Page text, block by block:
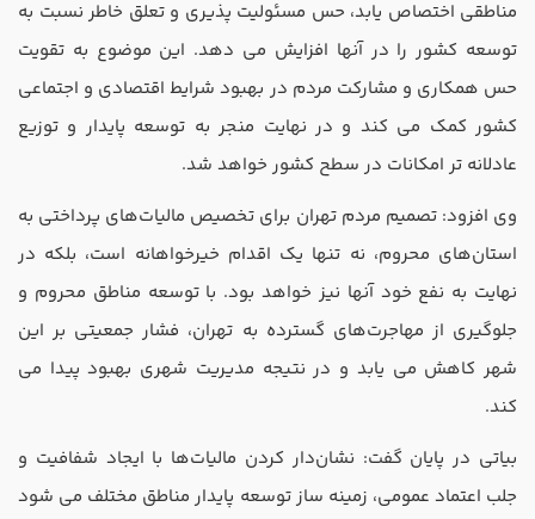
مناطقی اختصاص یابد، حس مسئولیت ‌پذیری و تعلق خاطر نسبت به
توسعه کشور را در آنها افزایش می ‌دهد. این موضوع به تقویت
حس همکاری و مشارکت مردم در بهبود شرایط اقتصادی و اجتماعی
کشور کمک می‌ کند و در نهایت منجر به توسعه پایدار و توزیع
عادلانه ‌تر امکانات در سطح کشور خواهد شد.
وی افزود: تصمیم مردم تهران برای تخصیص مالیات‌های پرداختی به
استان‌های محروم، نه تنها یک اقدام خیرخواهانه است، بلکه در
نهایت به نفع خود آنها نیز خواهد بود. با توسعه مناطق محروم و
جلوگیری از مهاجرت‌های گسترده به تهران، فشار جمعیتی بر این
شهر کاهش می‌ یابد و در نتیجه مدیریت شهری بهبود پیدا می
‌کند.
بیاتی در پایان گفت: نشان‌دار کردن مالیات‌ها با ایجاد شفافیت و
جلب اعتماد عمومی، زمینه ‌ساز توسعه پایدار مناطق مختلف می ‌شود